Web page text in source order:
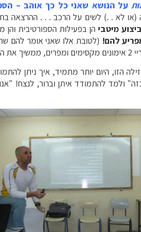
על הנושא שאני כל כך אוהב –
לא . .) לשים על הרכב . . . ההרצאה
מיטביהן בפעילות הספורטיבית
להם!
הזו, היום יותר מתמיד, איך ניתן
ולמד להתמודד איתן וברור, לנצח!